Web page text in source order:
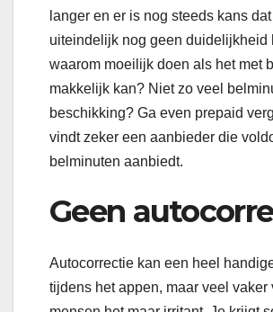
langer en er is nog steeds kans
uiteindelijk nog geen duidelijkheid
waarom moeilijk doen als het met
makkelijk kan? Niet zo veel
beschikking? Ga even prepaid
vindt zeker een aanbieder die
belminuten aanbiedt.
Geen
Autocorrectie kan een heel
tijdens het appen, maar veel vaker